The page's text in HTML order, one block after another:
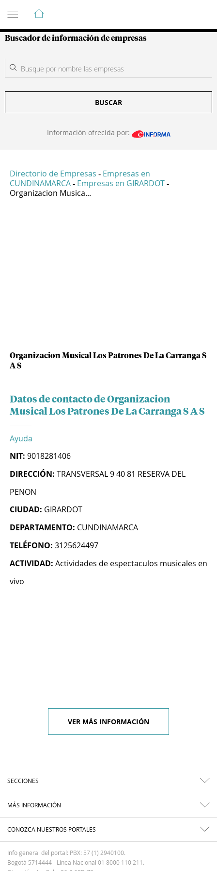
Guía de Empresas Colombianas
Buscador de información de empresas
BUSCAR
Información ofrecida por:
Directorio de Empresas - Empresas en
CUNDINAMARCA - Empresas en GIRARDOT -
Organizacion Musica...
Organizacion Musical Los Patrones De La Carranga S
A S
Datos de contacto de Organizacion
Musical Los Patrones De La Carranga S A S
Ayuda
NIT: 9018281406
DIRECCIÓN: TRANSVERSAL 9 40 81 RESERVA DEL
PENON
CIUDAD: GIRARDOT
DEPARTAMENTO: CUNDINAMARCA
TELÉFONO: 3125624497
ACTIVIDAD: Actividades de espectaculos musicales en
vivo
VER MÁS INFORMACIÓN
SECCIONES
MÁS INFORMACIÓN
CONOZCA NUESTROS PORTALES
Info general del portal: PBX: 57 (1) 2940100.
Bogotá 5714444 - Línea Nacional 01 8000 110 211.